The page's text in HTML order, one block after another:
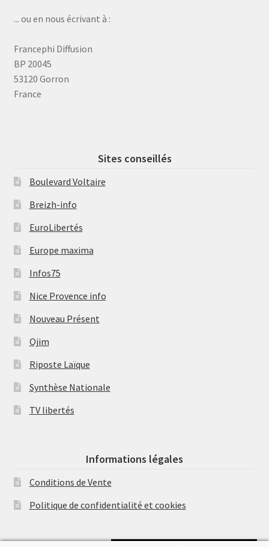
... ou en nous écrivant à :
Francephi Diffusion
BP 20045
53120 Gorron
France
Sites conseillés
Boulevard Voltaire
Breizh-info
EuroLibertés
Europe maxima
Infos75
Nice Provence info
Nouveau Présent
Ojim
Riposte Laïque
Synthèse Nationale
TV libertés
Informations légales
Conditions de Vente
Politique de confidentialité et cookies